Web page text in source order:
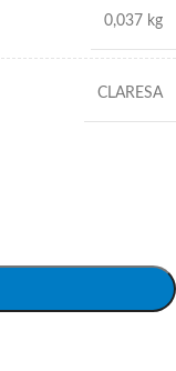
0,037 kg
CLARESA